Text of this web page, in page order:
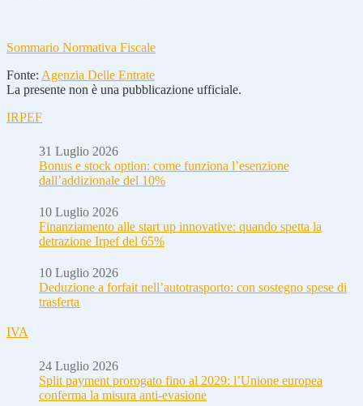
Sommario Normativa Fiscale
Fonte: Agenzia Delle Entrate
La presente non è una pubblicazione ufficiale.
IRPEF
31 Luglio 2026
Bonus e stock option: come funziona l’esenzione
dall’addizionale del 10%
10 Luglio 2026
Finanziamento alle start up innovative: quando spetta la
detrazione Irpef del 65%
10 Luglio 2026
Deduzione a forfait nell’autotrasporto: con sostegno spese di
trasferta
IVA
24 Luglio 2026
Split payment prorogato fino al 2029: l’Unione europea
conferma la misura anti-evasione